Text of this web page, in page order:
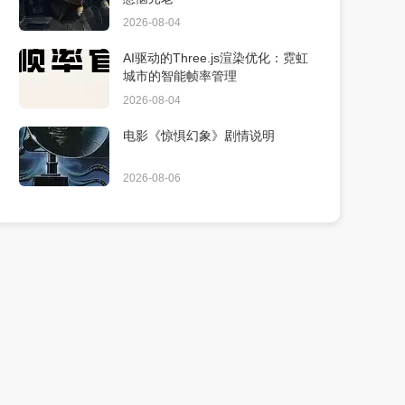
2026-08-04
AI驱动的Three.js渲染优化：霓虹
城市的智能帧率管理
2026-08-04
电影《惊惧幻象》剧情说明
2026-08-06